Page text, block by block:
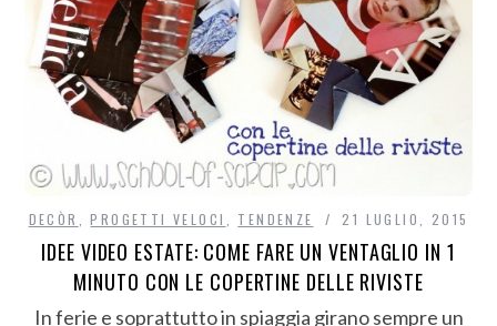
DECÒR ,PROGETTI VELOCI TENDENZE 21 LUGLIO, 2015
IDEE VIDEO ESTATE: COME FARE UN VENTAGLIO IN 1
MINUTO CON LE COPERTINE DELLE RIVISTE
In ferie e soprattutto in spiaggia girano sempre un